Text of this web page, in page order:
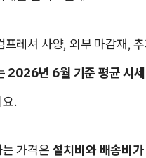
프레셔 사양, 외부 마감재,
2026년 6월 기준 평균 시세
.
가격은 설치비와 배송비